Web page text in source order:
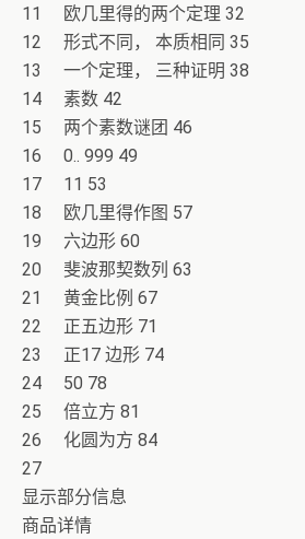
11 欧几里得的两个定理 32
12 形式不同， 本质相同 35
13 一个定理， 三种证明 38
14 素数 42
15 两个素数谜团 46
16 0.. 999 49
17 11 53
18 欧几里得作图 57
19 六边形 60
20 斐波那契数列 63
21 黄金比例 67
22 正五边形 71
23 正17 边形 74
24 50 78
25 倍立方 81
26 化圆为方 84
27
显示部分信息
商品详情